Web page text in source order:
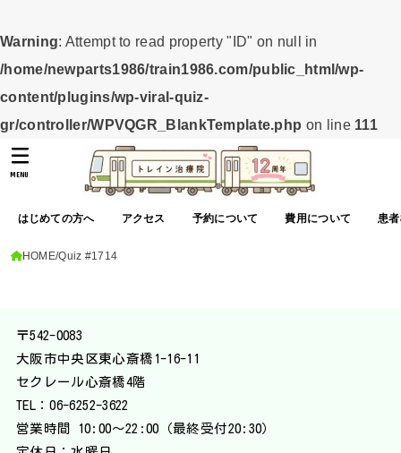
Warning: Attempt to read property "ID" on null in
/home/newparts1986/train1986.com/public_html/wp-
content/plugins/wp-viral-quiz-
gr/controller/WPVQGR_BlankTemplate.php on line 111
はじめての方へ アクセス 予約について 費用について 患
MENU
HOME Quiz #1714
〒542-0083
大阪市中央区東心斎橋1-16-11
セクレール心斎橋4階
TEL：06-6252-3622
営業時間 10:00〜22:00（最終受付20:30）